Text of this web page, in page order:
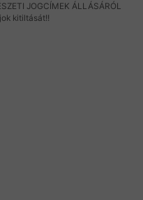
JOGCÍMEK ÁLLÁSÁRÓL
kitiltását!!